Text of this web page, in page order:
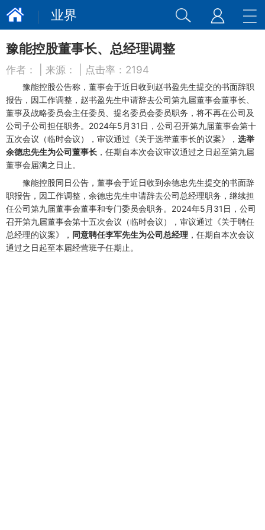
业界
豫能控股董事长、总经理调整
作者： | 来源： | 点击率： 2194
豫能控股公告称，董事会于近日收到赵书盈先生提交的书面辞职
报告，因工作调整，赵书盈先生申请辞去公司第九届董事会董事长、
董事及战略委员会主任委员、提名委员会委员职务，将不再在公司及
公司子公司担任职务。2024年5月31日，公司召开第九届董事会第十
五次会议（临时会议），审议通过《关于选举董事长的议案》， 选举
余德忠先生为公司董事长 ，任期自本次会议审议通过之日起至第九届
董事会届满之日止。
豫能控股同日公告，董事会于近日收到余德忠先生提交的书面辞
职报告，因工作调整，余德忠先生申请辞去公司总经理职务，继续担
任公司第九届董事会董事和专门委员会职务。2024年5月31日，公司
召开第九届董事会第十五次会议（临时会议），审议通过《关于聘任
总经理的议案》， 同意聘任李军先生为公司总经理 ，任期自本次会议
通过之日起至本届经营班子任期止。